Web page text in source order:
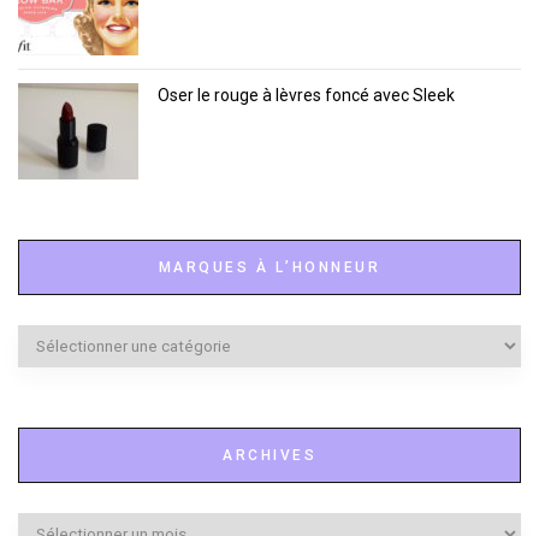
Oser le rouge à lèvres foncé avec Sleek
MARQUES À L’HONNEUR
Marques
ARCHIVES
Archives